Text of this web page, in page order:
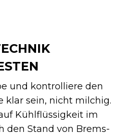
und kontrolliere den
klar sein, nicht milchig.
Kühlflüssigkeit im
den Stand von Brems-